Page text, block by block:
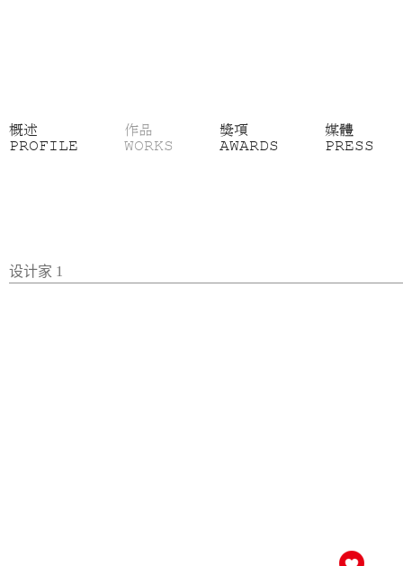
概述
PROFILE
作品
WORKS
獎項
AWARDS
媒體
PRESS
设计家 1